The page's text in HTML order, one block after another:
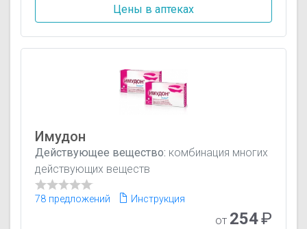
Цены в аптеках
Имудон
Действующее вещество: комбинация многих
действующих веществ
78 предложений Инструкция
от 254₽